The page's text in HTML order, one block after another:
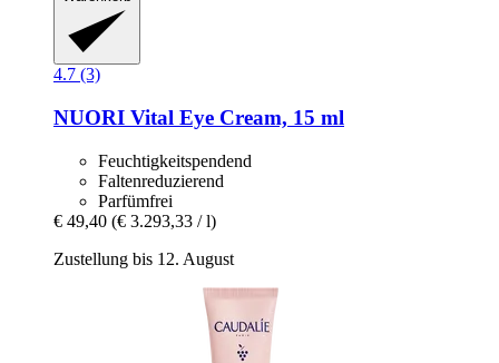
4.7 (3)
NUORI Vital Eye Cream, 15 ml
Feuchtigkeitspendend
Faltenreduzierend
Parfümfrei
€ 49,40 (€ 3.293,33 / l)
Zustellung bis 12. August